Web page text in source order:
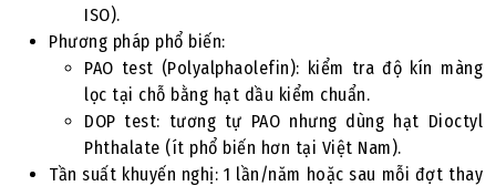
ISO).
Phương pháp phổ biến:
PAO test (Polyalphaolefin): kiểm tra độ kín màng
lọc tại chỗ bằng hạt dầu kiểm chuẩn.
DOP test: tương tự PAO nhưng dùng hạt Dioctyl
Phthalate (ít phổ biến hơn tại Việt Nam).
Tần suất khuyến nghị: 1 lần/năm hoặc sau mỗi đợt thay